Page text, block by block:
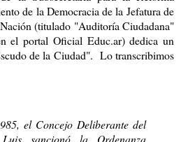
de la Democracia de la Jefatura de
(titulado "Auditoría Ciudadana"
el portal Oficial Educ.ar) dedica un
de la Ciudad". Lo transcribimos
el Concejo Deliberante del
sancionó la Ordenanza